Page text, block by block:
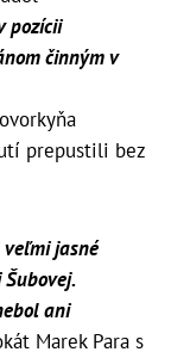
pozícii
činným v
prepustili bez
jasné
ani
Marek Para s